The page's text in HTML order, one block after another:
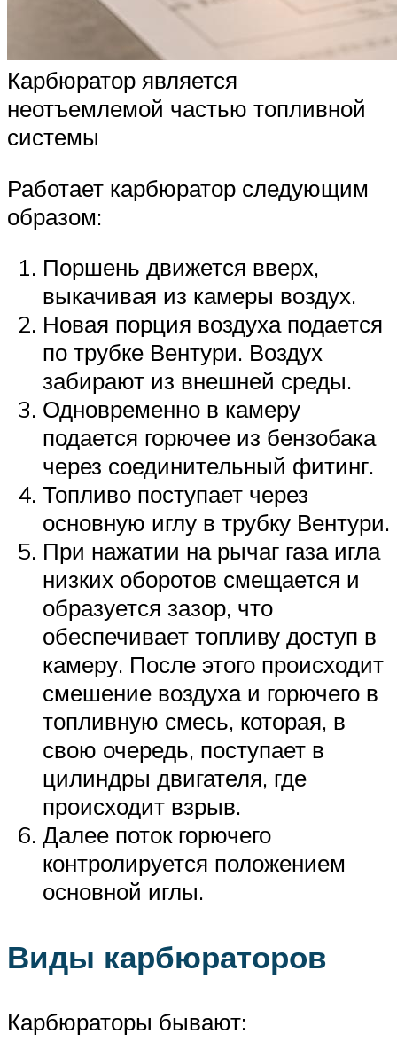
Карбюратор является
неотъемлемой частью топливной
системы
Работает карбюратор следующим
образом:
Поршень движется вверх,
выкачивая из камеры воздух.
Новая порция воздуха подается
по трубке Вентури. Воздух
забирают из внешней среды.
Одновременно в камеру
подается горючее из бензобака
через соединительный фитинг.
Топливо поступает через
основную иглу в трубку Вентури.
При нажатии на рычаг газа игла
низких оборотов смещается и
образуется зазор, что
обеспечивает топливу доступ в
камеру. После этого происходит
смешение воздуха и горючего в
топливную смесь, которая, в
свою очередь, поступает в
цилиндры двигателя, где
происходит взрыв.
Далее поток горючего
контролируется положением
основной иглы.
Виды карбюраторов
Карбюраторы бывают: